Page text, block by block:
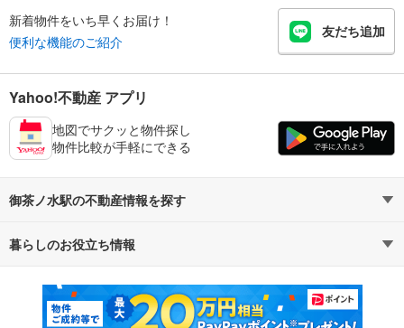
新着物件をいち早くお届け！
便利な機能のご紹介
友だち追加
Yahoo!不動産 アプリ
地図でサクッと物件探し
物件比較が手軽にできる
御茶ノ水駅の不動産情報を探す
不動産・住宅
新築マンション 中古マンション
暮らしのお役立ち情報
マンションカタログ 教えて！住まいの先生